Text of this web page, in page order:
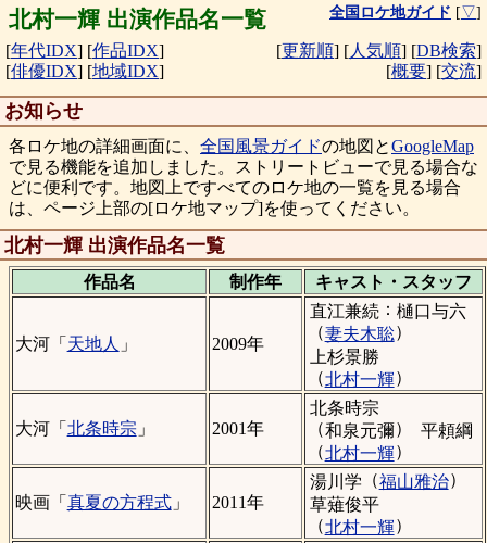
北村一輝 出演作品名一覧 全国ロケ地ガイド [▽]
[年代IDX] [作品IDX]
[俳優IDX] [地域IDX]
[更新順] [人気順] [DB検索]
[概要] [交流]
お知らせ
各ロケ地の詳細画面に、 全国風景ガイドの地図とGoogleMap
で見る機能を追加しました。ストリートビューで見る場合な
どに便利です。地図上ですべてのロケ地の一覧を見る場合
は、ページ上部の[ロケ地マップ]を使ってください。
北村一輝 出演作品名一覧
作品名 制作年 キャスト・ スタッフ
大河「 天地人 」 2009年
直江兼続： 樋口与六
（妻夫木聡）
上杉景勝
（北村一輝）
大河「 北条時宗」 2001年
北条時宗
（和泉元彌）
平頼綱
（北村一輝）
映画「 真夏の方程式」 2011年
湯川学 （福山雅治）
草薙俊平
（北村一輝）